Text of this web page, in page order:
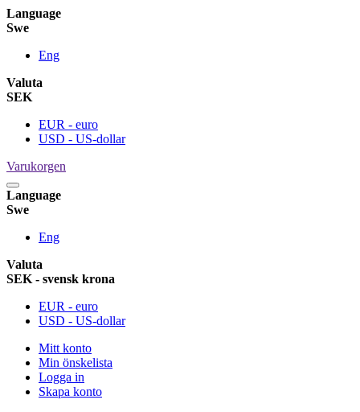
Language
Swe
Eng
Valuta
SEK
EUR - euro
USD - US-dollar
Varukorgen
Language
Swe
Eng
Valuta
SEK - svensk krona
EUR - euro
USD - US-dollar
Mitt konto
Min önskelista
Logga in
Skapa konto